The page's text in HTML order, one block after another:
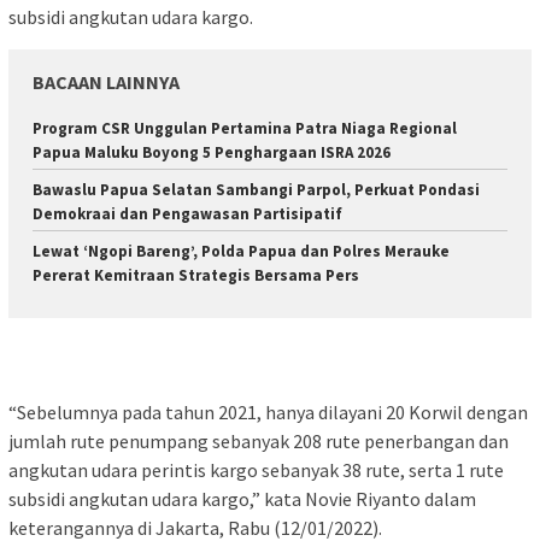
subsidi angkutan udara kargo.
BACAAN LAINNYA
Program CSR Unggulan Pertamina Patra Niaga Regional
Papua Maluku Boyong 5 Penghargaan ISRA 2026
Bawaslu Papua Selatan Sambangi Parpol, Perkuat Pondasi
Demokraai dan Pengawasan Partisipatif
Lewat ‘Ngopi Bareng’, Polda Papua dan Polres Merauke
Pererat Kemitraan Strategis Bersama Pers
“Sebelumnya pada tahun 2021, hanya dilayani 20 Korwil dengan
jumlah rute penumpang sebanyak 208 rute penerbangan dan
angkutan udara perintis kargo sebanyak 38 rute, serta 1 rute
subsidi angkutan udara kargo,” kata Novie Riyanto dalam
keterangannya di Jakarta, Rabu (12/01/2022).